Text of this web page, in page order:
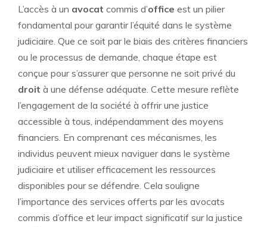
L’accès à un avocat commis d’office est un pilier
fondamental pour garantir l’équité dans le système
judiciaire. Que ce soit par le biais des critères financiers
ou le processus de demande, chaque étape est
conçue pour s’assurer que personne ne soit privé du
droit à une défense adéquate. Cette mesure reflète
l’engagement de la société à offrir une justice
accessible à tous, indépendamment des moyens
financiers. En comprenant ces mécanismes, les
individus peuvent mieux naviguer dans le système
judiciaire et utiliser efficacement les ressources
disponibles pour se défendre. Cela souligne
l’importance des services offerts par les avocats
commis d’office et leur impact significatif sur la justice